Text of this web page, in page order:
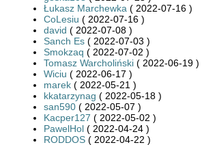
Łukasz Marchewka ( 2022-07-16 )
CoLesiu ( 2022-07-16 )
david ( 2022-07-08 )
Sanch Es ( 2022-07-03 )
Smokzaq ( 2022-07-02 )
Tomasz Warcholiński ( 2022-06-19 )
Wiciu ( 2022-06-17 )
marek ( 2022-05-21 )
kkatarzynag ( 2022-05-18 )
san590 ( 2022-05-07 )
Kacper127 ( 2022-05-02 )
PawelHol ( 2022-04-24 )
RODDOS ( 2022-04-22 )